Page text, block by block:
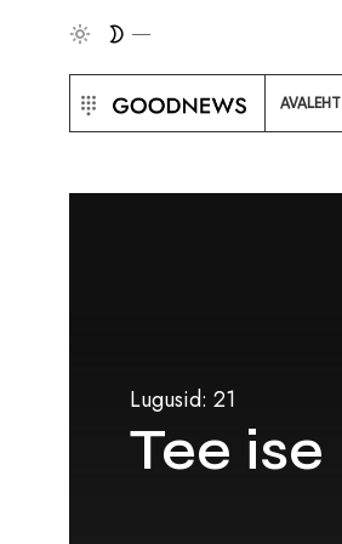
AVALEHT
Lugusid: 21
Tee ise